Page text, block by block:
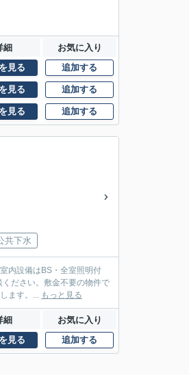
細 お気に入り
見る 追加する
見る 追加する
見る 追加する
共下水
内設備はBS・全室照明付
ださい。敷金不要の物件で
ます。... もっと見る
細 お気に入り
見る 追加する